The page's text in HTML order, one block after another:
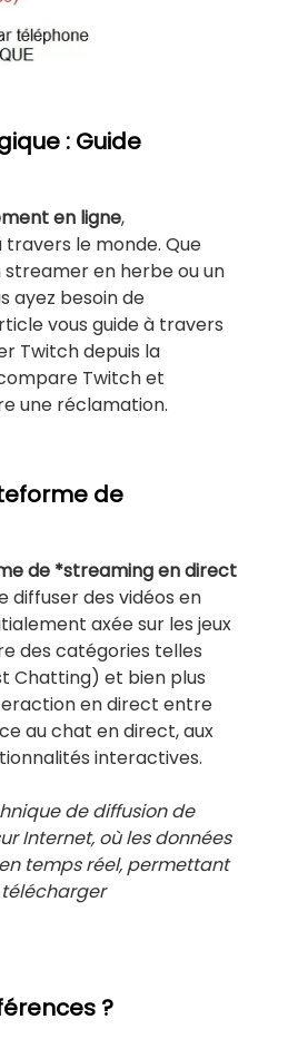
: Guide
en ligne,
travers le monde. Que
streamer en herbe ou un
ayez besoin de
vous guide à travers
Twitch depuis la
Twitch et
une réclamation.
de
de *streaming en direct
diffuser des vidéos en
axée sur les jeux
des catégories telles
Chatting) et bien plus
en direct entre
au chat en direct, aux
interactives.
de diffusion de
Internet, où les données
temps réel, permettant
télécharger
?